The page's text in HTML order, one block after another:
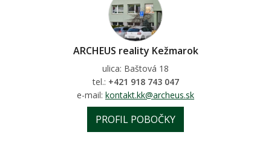
ARCHEUS reality Kežmarok
ulica: Baštová 18
tel.: +421 918 743 047
e-mail: kontakt.kk@archeus.sk
PROFIL POBOČKY